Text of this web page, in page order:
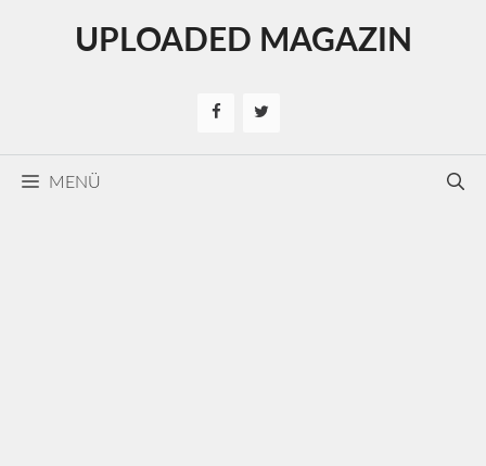
UPLOADED MAGAZIN
MENÜ